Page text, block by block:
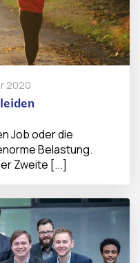
2020
Job oder die
Belastung.
Zweite [...]